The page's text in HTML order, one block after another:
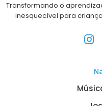
Transformando o
inesquecível para